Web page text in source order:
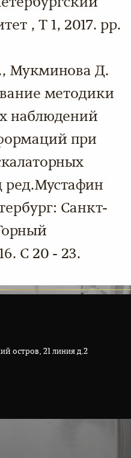
, Т 1, 2017. pp.
Мукминова Д.
методики
наблюдений
при
ред.Мустафин
Санкт-
С 20 - 23.
остров, 21 линия д.2